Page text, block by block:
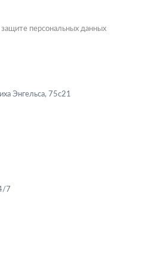
персональных данных
Энгельса, 75с21
7